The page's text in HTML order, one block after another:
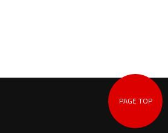
PAGE TOP